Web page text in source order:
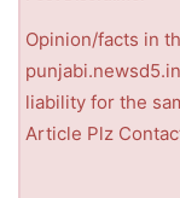
Opinion/facts in
liability for the
Article Plz